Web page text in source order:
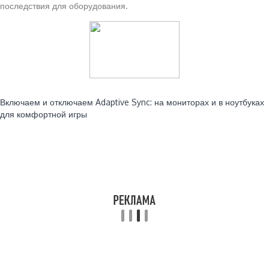
последствия для оборудования.
Включаем и отключаем Adaptive Sync: на мониторах и в ноутбуках
для комфортной игры